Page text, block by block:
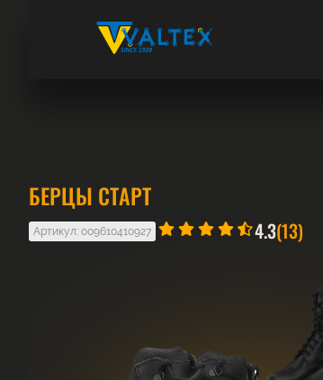
БЕРЦЫ СТАРТ
Артикул: 009610410927 4.3(13)